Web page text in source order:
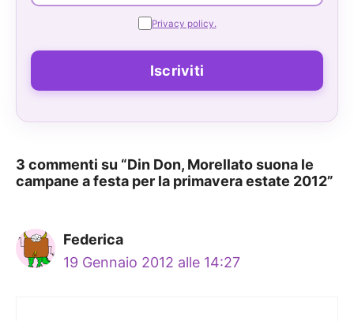
Privacy policy.
3 commenti su “Din Don, Morellato suona le
campane a festa per la primavera estate 2012”
Federica
19 Gennaio 2012 alle 14:27